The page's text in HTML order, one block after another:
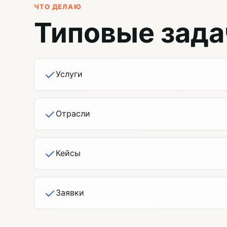
ЧТО ДЕЛАЮ
Типовые
Услуги
Отрасли
Кейсы
Заявки